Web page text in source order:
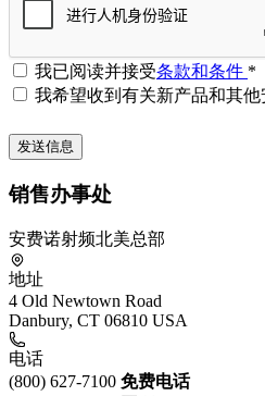
我已阅读并接受条款和条件 *
我希望收到有关新产品和其
销售办事处
安费诺射频北美总部
地址
4 Old Newtown Road
Danbury, CT 06810 USA
电话
(800) 627-7100 免费电话